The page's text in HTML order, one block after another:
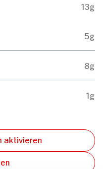
13g
5g
8g
1g
aktivieren